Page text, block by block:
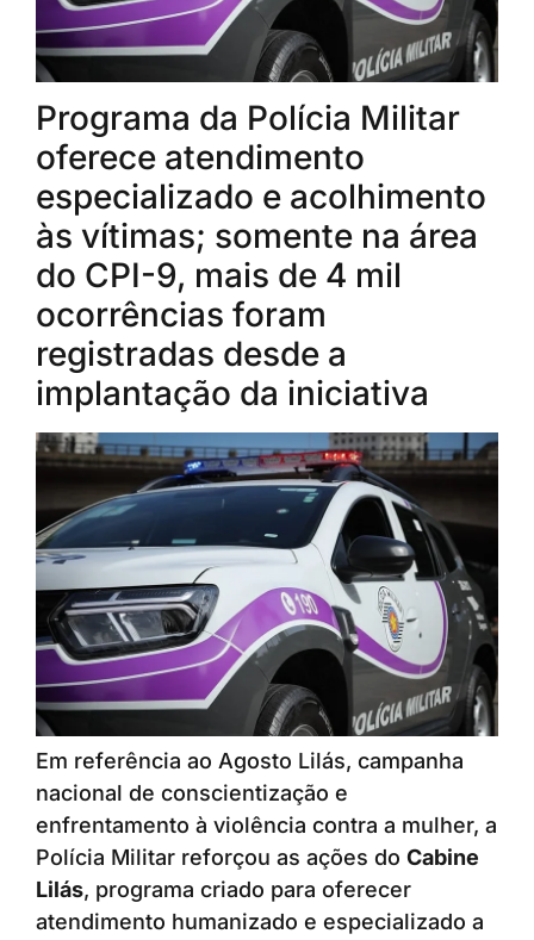
Programa da Polícia Militar
oferece atendimento
especializado e acolhimento
às vítimas; somente na área
do CPI-9, mais de 4 mil
ocorrências foram
registradas desde a
implantação da iniciativa
Em referência ao Agosto Lilás, campanha
nacional de conscientização e
enfrentamento à violência contra a mulher, a
Polícia Militar reforçou as ações do Cabine
Lilás, programa criado para oferecer
atendimento humanizado e especializado a